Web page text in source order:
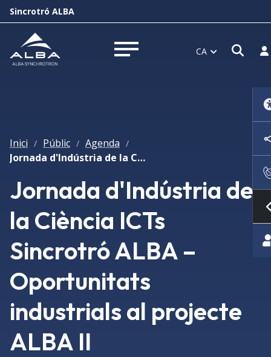
Sincrotró ALBA
Obrir menú CA
Inici / Públic / Agenda /
Jornada d'Indústria de la Ciència ICTs Sincrotró ALBA – Oportunitats industrials al projecte ALBA II
Jornada d'Indústria de
la Ciència ICTs
Sincrotró ALBA –
Oportunitats
industrials al projecte
ALBA II